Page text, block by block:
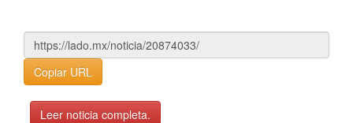
Copiar URL
Leer noticia completa.